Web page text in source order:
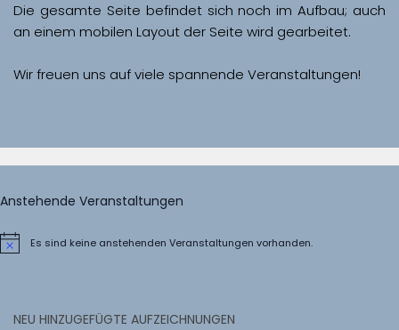
Die gesamte Seite befindet sich noch im Aufbau; auch
Wir freuen uns auf viele spannende Veranstaltungen!
Anstehende Veranstaltungen
HinweisEs sind keine anstehenden Veranstaltungen vorhanden.
NEU HINZUGEFÜGTE AUFZEICHNUNGEN